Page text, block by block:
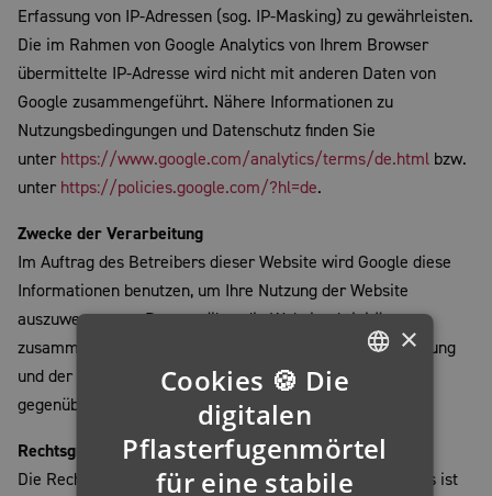
Erfassung von IP-Adressen (sog. IP-Masking) zu gewährleisten.
Die im Rahmen von Google Analytics von Ihrem Browser
übermittelte IP-Adresse wird nicht mit anderen Daten von
Google zusammengeführt. Nähere Informationen zu
Nutzungsbedingungen und Datenschutz finden Sie
unter https://www.google.com/analytics/terms/de.html bzw.
unter https://policies.google.com/?hl=de.
Zwecke der Verarbeitung
Im Auftrag des Betreibers dieser Website wird Google diese
Informationen benutzen, um Ihre Nutzung der Website
auszuwerten, um Reports über die Websiteaktivitäten
zusammenzustellen und um weitere mit der Websitenutzung
und der Internetnutzung verbundene Dienstleistungen
gegenüber dem Websitebetreiber zu erbringen.
Rechtsgrundlage
Die Rechtsgrundlage für den Einsatz von Google Analytics ist
ENGLISH
FRENCH
×
Cookies 🍪 Die
digitalen
Pflasterfugenmörtel
für eine stabile